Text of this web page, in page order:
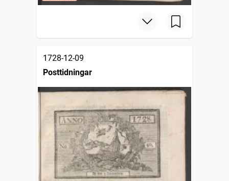
1728-12-09
Posttidningar